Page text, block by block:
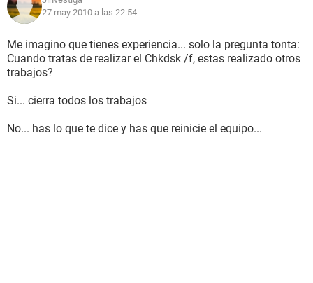
27 may 2010 a las 22:54
Me imagino que tienes experiencia... solo la pregunta tonta:
Cuando tratas de realizar el Chkdsk /f, estas realizado otros
trabajos?
Si... cierra todos los trabajos
No... has lo que te dice y has que reinicie el equipo...